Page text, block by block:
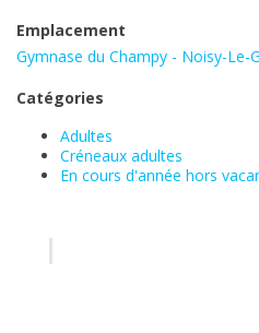
Emplacement
Gymnase du Champy - Noisy-Le-
Catégories
Adultes
Créneaux adultes
En cours d'année hors